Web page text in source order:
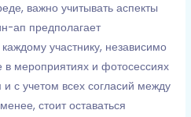
важно учитывать аспекты
ап предполагает
участнику, независимо
в мероприятиях и фотосессиях
с учетом всех согласий между
стоит оставаться